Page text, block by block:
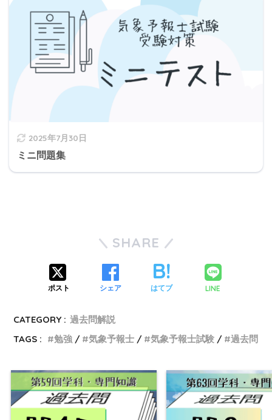
2025年7月30日
ミニ問題集
SHARE
ポスト シェア はてブ LINE
CATEGORY : 過去問解説
TAGS :
勉強 気象予報士 気象予報士試験 過去問